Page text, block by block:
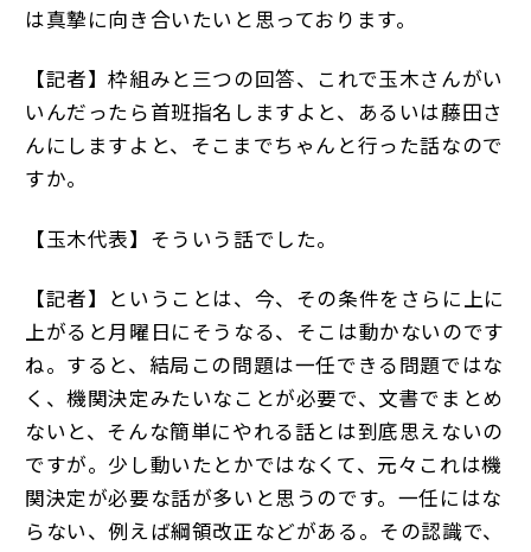
は真摯に向き合いたいと思っております。
【記者】枠組みと三つの回答、これで玉木さんがい
いんだったら首班指名しますよと、あるいは藤田さ
んにしますよと、そこまでちゃんと行った話なので
すか。
【玉木代表】そういう話でした。
【記者】ということは、今、その条件をさらに上に
上がると月曜日にそうなる、そこは動かないのです
ね。すると、結局この問題は一任できる問題ではな
く、機関決定みたいなことが必要で、文書でまとめ
ないと、そんな簡単にやれる話とは到底思えないの
ですが。少し動いたとかではなくて、元々これは機
関決定が必要な話が多いと思うのです。一任にはな
らない、例えば綱領改正などがある。その認識で、